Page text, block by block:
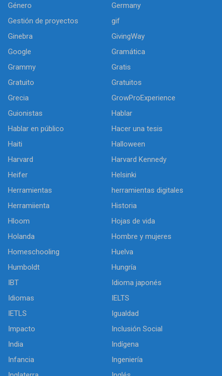
Género
Germany
Gestión de proyectos
gif
Ginebra
GivingWay
Google
Gramática
Grammy
Gratis
Gratuito
Gratuitos
Grecia
GrowProExperience
Guionistas
Hablar
Hablar en público
Hacer una tesis
Haiti
Halloween
Harvard
Harvard Kennedy
Heifer
Helsinki
Herramientas
herramientas digitales
Herramiienta
Historia
Hloom
Hojas de vida
Holanda
Hombre y mujeres
Homeschooling
Huelva
Humboldt
Hungría
IBT
Idioma japonés
Idiomas
IELTS
IETLS
Igualdad
Impacto
Inclusión Social
India
Indígena
Infancia
Ingeniería